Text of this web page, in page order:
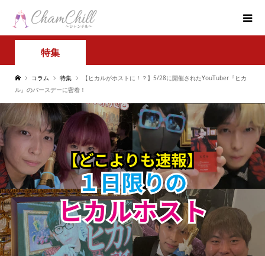
特集
コラム 特集
【ヒカルがホストに！？】5/28に開催されたYouTuber『ヒカ
ル』のバースデーに密着！